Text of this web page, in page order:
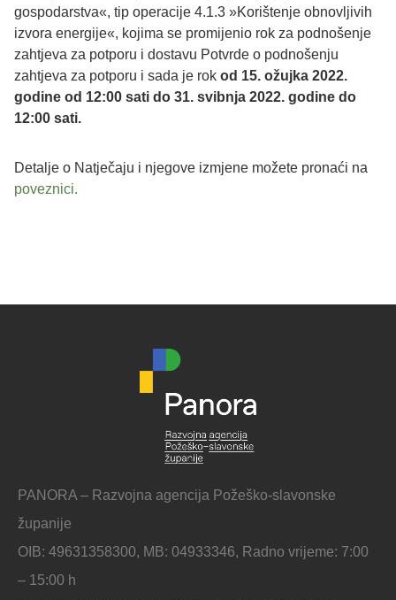
gospodarstva«, tip operacije 4.1.3 »Korištenje obnovljivih
izvora energije«, kojima se promijenio rok za podnošenje
zahtjeva za potporu i dostavu Potvrde o podnošenju
zahtjeva za potporu i sada je rok od 15. ožujka 2022.
godine od 12:00 sati do 31. svibnja 2022. godine do
12:00 sati.
Detalje o Natječaju i njegove izmjene možete pronaći na
poveznici.
PANORA – Razvojna agencija Požeško-slavonske
županije
OIB: 49631358300, MB: 04933346, Radno vrijeme: 7:00
– 15:00 h